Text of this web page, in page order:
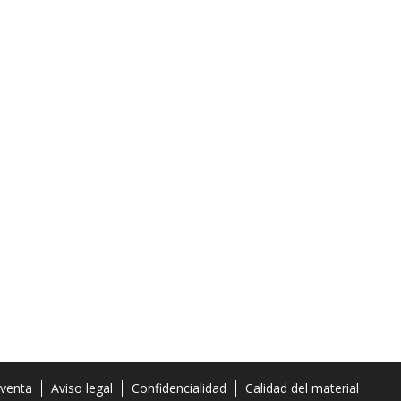
Aviso legal Confidencialidad Calidad del material